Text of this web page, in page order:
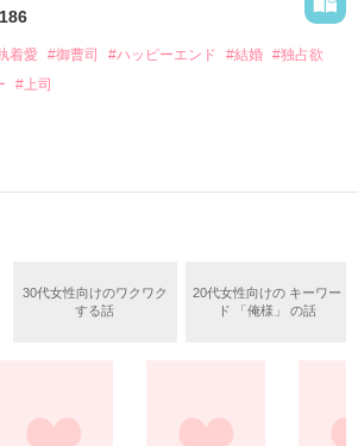
)
ぺい)
話の改稿版です＊
猫の世話係を命じられた美桜は、猫の世
の関係となってしまい――？
186
着愛 #御曹司 #ハッピーエンド #結婚 #独占欲
#上司
働いている。
垣守（26）がいるのだが、後輩の姫原由
屋雛子』と馬鹿にされ、一人こっそり泣い
雛子』🦅
雛子？！！！』🐥
30代女性向けのワクワク
する話
20代女性向けの キーワー
ド 「俺様」 の話